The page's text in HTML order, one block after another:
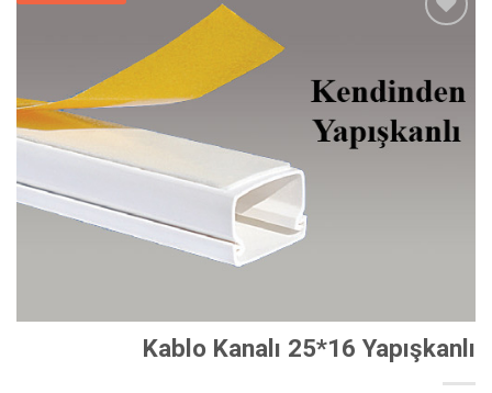
Ekle
Kablo Kanalı 25*16 Yapışkanlı